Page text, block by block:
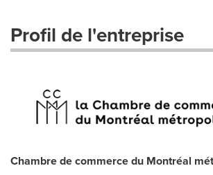
Profil de l'entreprise
Chambre de commerce du Montréal